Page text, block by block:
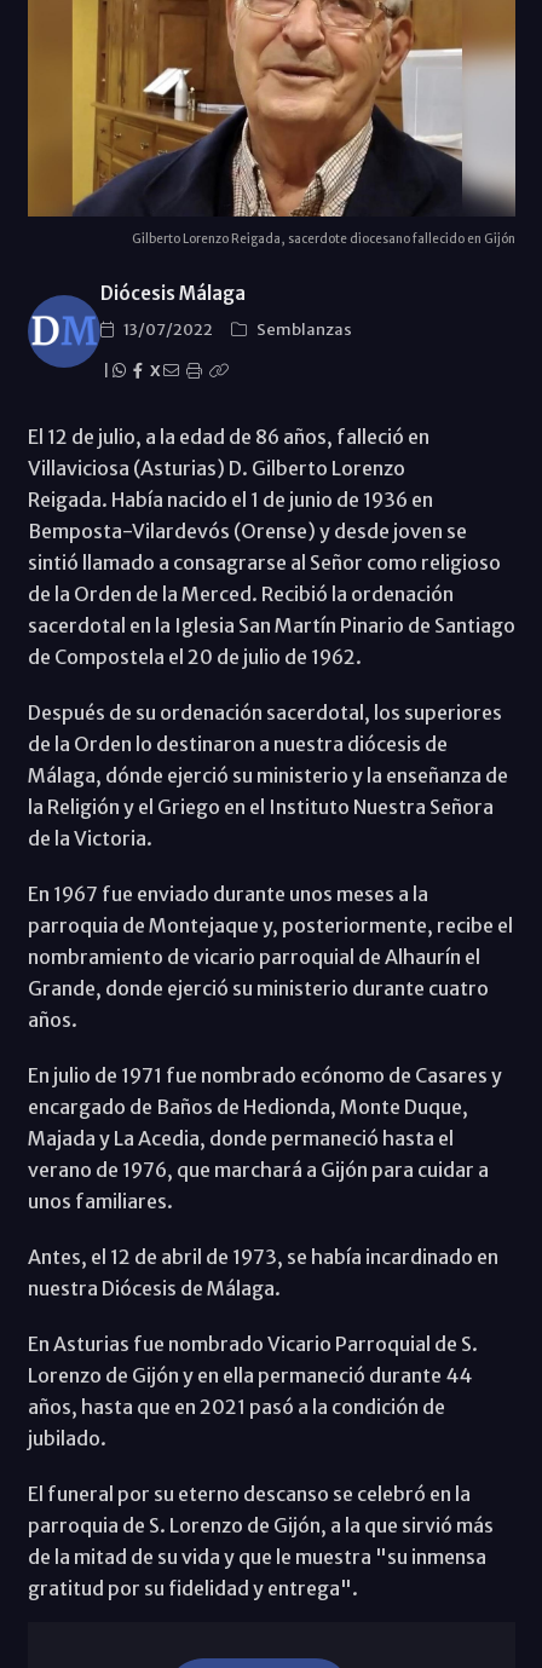
Gilberto Lorenzo Reigada, sacerdote diocesano fallecido en Gijón
Diócesis Málaga
13/07/2022
Semblanzas
X
El 12 de julio, a la edad de 86 años, falleció en
Villaviciosa (Asturias) D. Gilberto Lorenzo
Reigada. Había nacido el 1 de junio de 1936 en
Bemposta-Vilardevós (Orense) y desde joven se
sintió llamado a consagrarse al Señor como religioso
de la Orden de la Merced. Recibió la ordenación
sacerdotal en la Iglesia San Martín Pinario de Santiago
de Compostela el 20 de julio de 1962.
Después de su ordenación sacerdotal, los superiores
de la Orden lo destinaron a nuestra diócesis de
Málaga, dónde ejerció su ministerio y la enseñanza de
la Religión y el Griego en el Instituto Nuestra Señora
de la Victoria.
En 1967 fue enviado durante unos meses a la
parroquia de Montejaque y, posteriormente, recibe el
nombramiento de vicario parroquial de Alhaurín el
Grande, donde ejerció su ministerio durante cuatro
años.
En julio de 1971 fue nombrado ecónomo de Casares y
encargado de Baños de Hedionda, Monte Duque,
Majada y La Acedia, donde permaneció hasta el
verano de 1976, que marchará a Gijón para cuidar a
unos familiares.
Antes, el 12 de abril de 1973, se había incardinado en
nuestra Diócesis de Málaga.
En Asturias fue nombrado Vicario Parroquial de S.
Lorenzo de Gijón y en ella permaneció durante 44
años, hasta que en 2021 pasó a la condición de
jubilado.
El funeral por su eterno descanso se celebró en la
parroquia de S. Lorenzo de Gijón, a la que sirvió más
de la mitad de su vida y que le muestra "su inmensa
gratitud por su fidelidad y entrega".